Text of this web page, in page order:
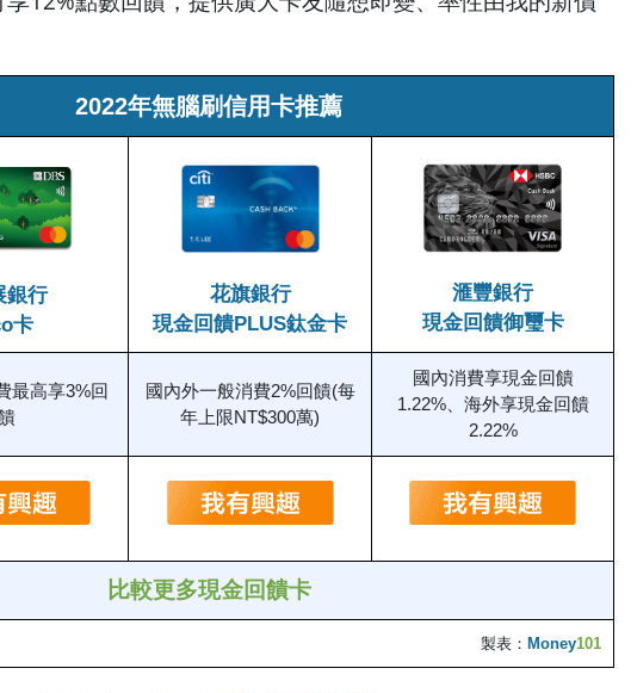
2022年無腦刷信用卡推薦
銀行
卡
花旗銀行
現金回饋PLUS鈦金卡
滙豐銀行
現金回饋御璽卡
最高享3%回
國內外一般消費2%回饋(每
年上限NT$300萬)
國內消費享現金回饋
1.22%、海外享現金回饋
2.22%
比較更多現金回饋卡
製表： Money101